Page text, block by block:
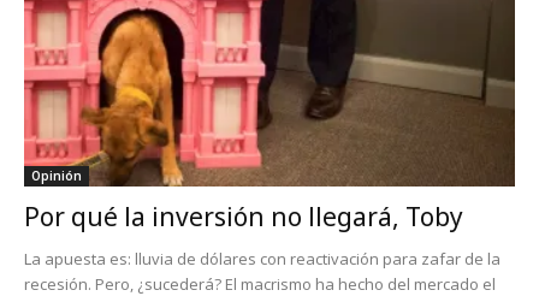
Opinión
Por qué la inversión no llegará, Toby
La apuesta es: lluvia de dólares con reactivación para zafar de la
recesión. Pero, ¿sucederá? El macrismo ha hecho del mercado el